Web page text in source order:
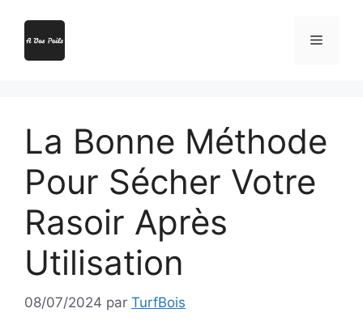
Menu
La Bonne Méthode
Pour Sécher Votre
Rasoir Après
Utilisation
08/07/2024 par TurfBois